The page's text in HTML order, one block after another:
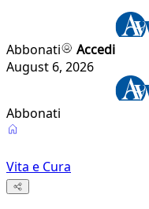
Abbonati
Accedi
August 6, 2026
Abbonati
Vita e Cura